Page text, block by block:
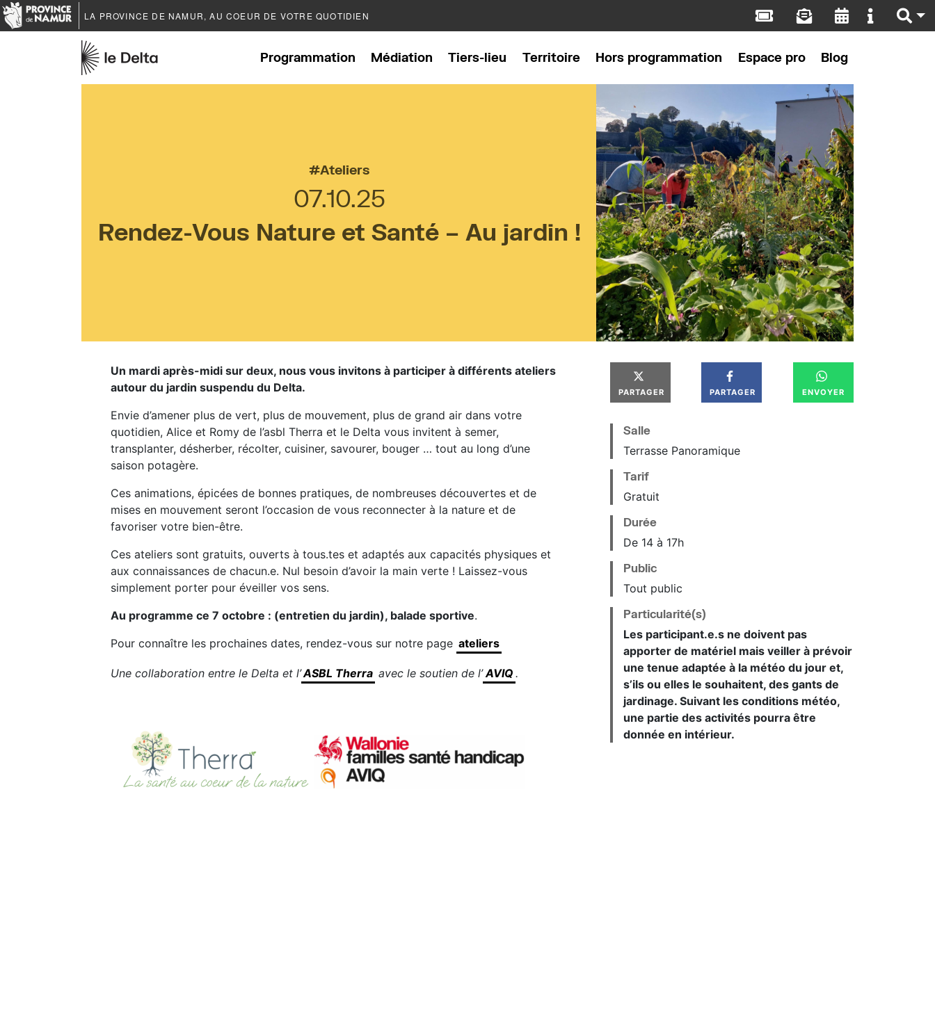
LA PROVINCE DE NAMUR, AU COEUR DE VOTRE QUOTIDIEN
Programmation Médiation Tiers-lieu Territoire Hors programmation Espace pro Blog
Ateliers
07.10.25
Rendez-Vous Nature et Santé – Au jardin !
Un mardi après-midi sur deux, nous vous invitons à participer à différents ateliers
autour du jardin suspendu du Delta.
Envie d’amener plus de vert, plus de mouvement, plus de grand air dans votre
quotidien, Alice et Romy de l’asbl Therra et le Delta vous invitent à semer,
transplanter, désherber, récolter, cuisiner, savourer, bouger … tout au long d’une
saison potagère.
Ces animations, épicées de bonnes pratiques, de nombreuses découvertes et de
mises en mouvement seront l’occasion de vous reconnecter à la nature et de
favoriser votre bien-être.
Ces ateliers sont gratuits, ouverts à tous.tes et adaptés aux capacités physiques et
aux connaissances de chacun.e. Nul besoin d’avoir la main verte ! Laissez-vous
simplement porter pour éveiller vos sens.
Au programme ce 7 octobre : (entretien du jardin), balade sportive.
Pour connaître les prochaines dates, rendez-vous sur notre page ateliers
Une collaboration entre le Delta et l’ASBL Therra avec le soutien de l’AVIQ .
PARTAGER PARTAGER ENVOYER
Salle
Terrasse Panoramique
Tarif
Gratuit
Durée
De 14 à 17h
Public
Tout public
Particularité(s)
Les participant.e.s ne doivent pas
apporter de matériel mais veiller à prévoir
une tenue adaptée à la météo du jour et,
s’ils ou elles le souhaitent, des gants de
jardinage. Suivant les conditions météo,
une partie des activités pourra être
donnée en intérieur.